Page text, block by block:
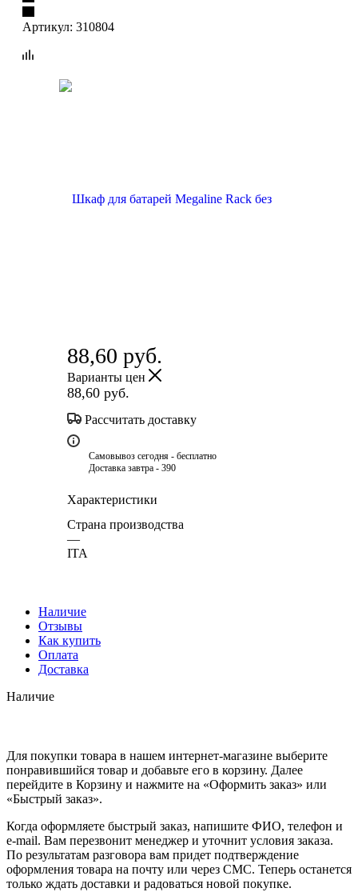
Артикул: 310804
88,60 руб.
Варианты цен
88,60 руб.
Рассчитать доставку
Самовывоз сегодня - бесплатно
Доставка завтра - 390
Характеристики
Страна производства
—
ITA
Наличие
Отзывы
Как купить
Оплата
Доставка
Наличие
Для покупки товара в нашем интернет-магазине выберите
понравившийся товар и добавьте его в корзину. Далее
перейдите в Корзину и нажмите на «Оформить заказ» или
«Быстрый заказ».
Когда оформляете быстрый заказ, напишите ФИО, телефон и
e-mail. Вам перезвонит менеджер и уточнит условия заказа.
По результатам разговора вам придет подтверждение
оформления товара на почту или через СМС. Теперь останется
только ждать доставки и радоваться новой покупке.